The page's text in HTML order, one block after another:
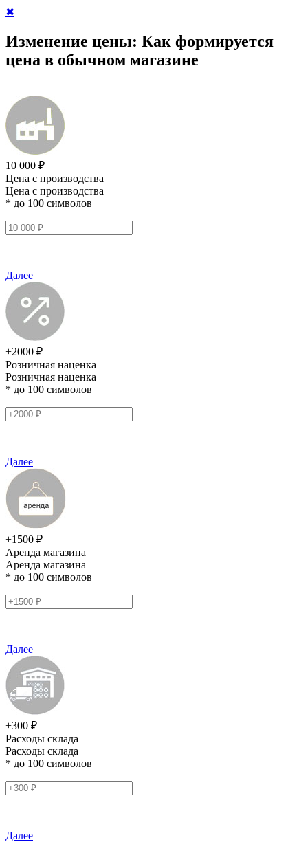
✖
Изменение цены: Как формируется
цена в обычном магазине
10 000 ₽
Цена с производства
Цена с производства
* до 100 символов
Далее
+2000 ₽
Розничная наценка
Розничная наценка
* до 100 символов
Далее
+1500 ₽
Аренда магазина
Аренда магазина
* до 100 символов
Далее
+300 ₽
Расходы склада
Расходы склада
* до 100 символов
Далее